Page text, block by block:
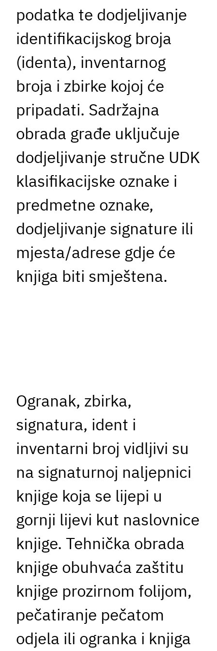
podatka te dodjeljivanje
identifikacijskog broja
(identa), inventarnog
broja i zbirke kojoj će
pripadati. Sadržajna
obrada građe uključuje
dodjeljivanje stručne UDK
klasifikacijske oznake i
predmetne oznake,
dodjeljivanje signature ili
mjesta/adrese gdje će
knjiga biti smještena.
Ogranak, zbirka,
signatura, ident i
inventarni broj vidljivi su
na signaturnoj naljepnici
knjige koja se lijepi u
gornji lijevi kut naslovnice
knjige. Tehnička obrada
knjige obuhvaća zaštitu
knjige prozirnom folijom,
pečatiranje pečatom
odjela ili ogranka i knjiga